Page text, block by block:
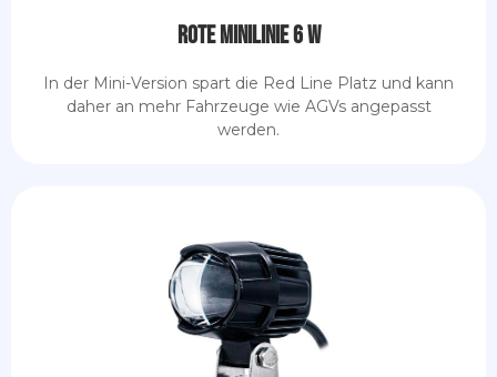
Rote Minilinie 6 W
In der Mini-Version spart die Red Line Platz und kann
daher an mehr Fahrzeuge wie AGVs angepasst
werden.